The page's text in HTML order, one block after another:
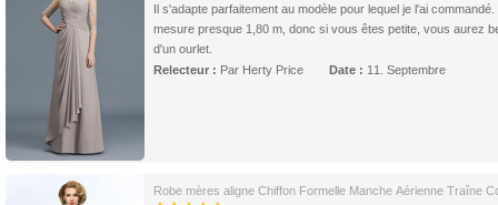
Il s'adapte parfaitement au modèle pour lequel je l'ai commandé.
mesure presque 1,80 m, donc si vous êtes petite, vous aurez
d'un ourlet.
Relecteur : Par Herty Price Date : 11. Septembre
Robe mères aligne Chiffon Formelle Manche Aérienne Traîne